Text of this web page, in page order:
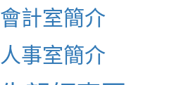
會計室簡介
人事室簡介